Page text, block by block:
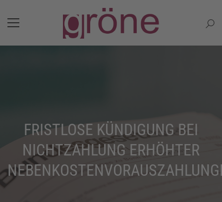
FRISTLOSE KÜNDIGUNG BEI
NICHTZAHLUNG ERHÖHTER